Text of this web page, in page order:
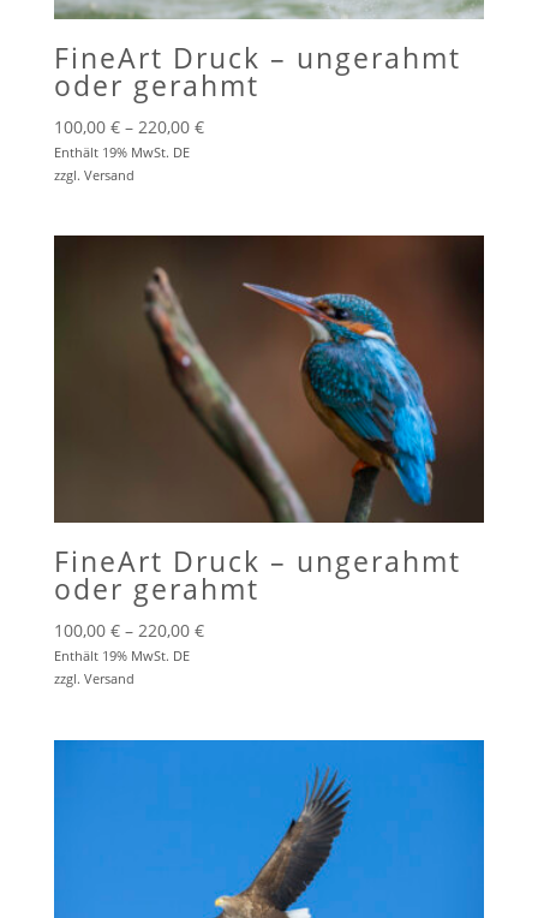
FineArt Druck – ungerahmt
oder gerahmt
100,00 € – 220,00 €Preisspanne:
Enthält 19% MwSt. DE
zzgl. Versand
FineArt Druck – ungerahmt
oder gerahmt
100,00 € – 220,00 €Preisspanne:
Enthält 19% MwSt. DE
zzgl. Versand